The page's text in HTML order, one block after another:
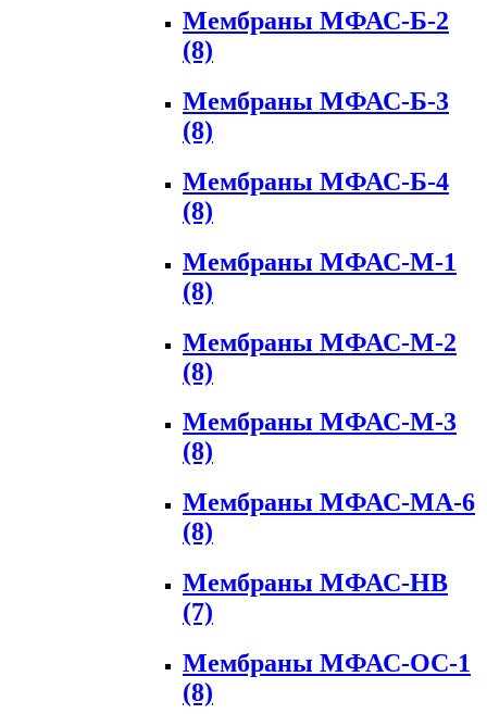
Мембраны МФАС-Б-2
(8)
Мембраны МФАС-Б-3
(8)
Мембраны МФАС-Б-4
(8)
Мембраны МФАС-М-1
(8)
Мембраны МФАС-М-2
(8)
Мембраны МФАС-М-3
(8)
Мембраны МФАС-МА-6
(8)
Мембраны МФАС-НВ
(7)
Мембраны МФАС-ОС-1
(8)